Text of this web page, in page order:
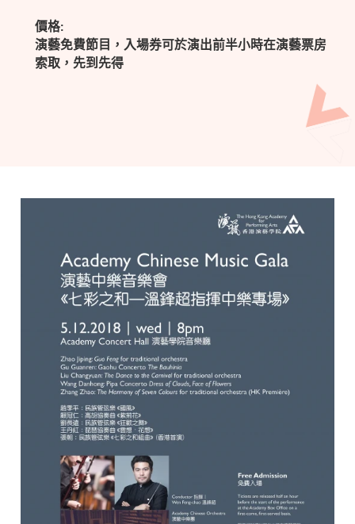
價格:
演藝免費節目，入場券可於演出前半小時在演藝票房
索取，先到先得